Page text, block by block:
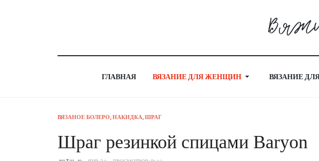
ГЛАВНАЯ ВЯЗАНИЕ ДЛЯ ЖЕНЩИН ВЯЗАНИЕ
ВЯЗАНОЕ БОЛЕРО, НАКИДКА, ШРАГ
Шраг резинкой спицами Baryon